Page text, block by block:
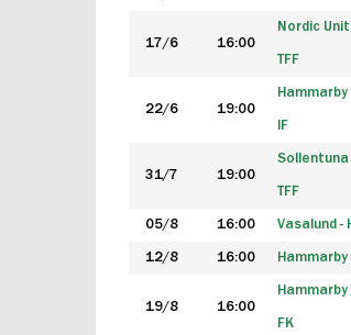
17/6 16:00
Nordic
TFF
22/6 19:00
Hammarby
IF
31/7 19:00
Sollentuna
TFF
05/8 16:00 Vasalund -
12/8 16:00 Hammarby
19/8 16:00
Hammarby
FK